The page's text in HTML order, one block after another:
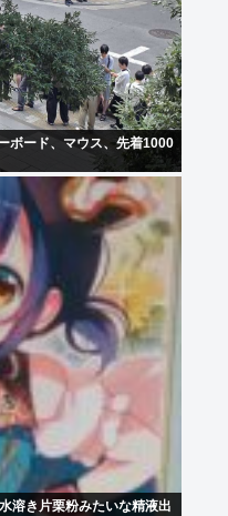
ボード、マウス、先着1000
溶き片栗粉みたいな精液出